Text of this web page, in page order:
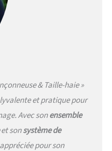
& Taille-haie »
et pratique pour
Avec sonensemble
sonsystème de
pour son